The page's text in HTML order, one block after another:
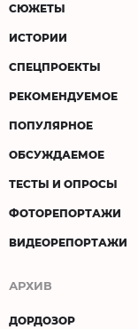
СЮЖЕТЫ
ИСТОРИИ
СПЕЦПРОЕКТЫ
РЕКОМЕНДУЕМОЕ
ПОПУЛЯРНОЕ
ОБСУЖДАЕМОЕ
ТЕСТЫ И ОПРОСЫ
ФОТОРЕПОРТАЖИ
ВИДЕОРЕПОРТАЖИ
АРХИВ
ДОРДОЗОР